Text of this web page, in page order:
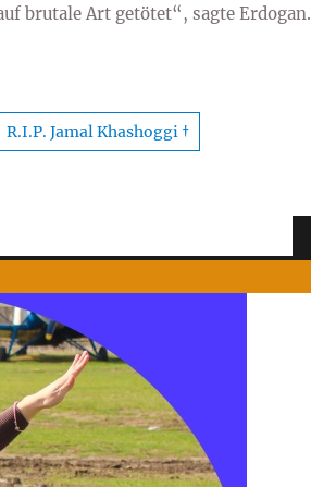
brutale Art getötet“, sagte Erdogan.
R.I.P. Jamal Khashoggi †